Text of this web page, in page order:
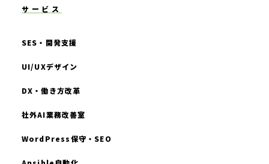
サービス
SES・開発支援
UI/UXデザイン
DX・働き方改革
社外AI業務改善室
WordPress保守・SEO